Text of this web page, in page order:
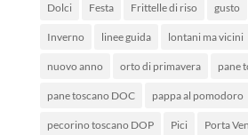
Dolci Festa Frittelle di riso gusto
Inverno linee guida lontani ma vicini
nuovo anno orto di primavera pane
pane toscano DOC pappa al pomodoro
pecorino toscano DOP Pici Porta